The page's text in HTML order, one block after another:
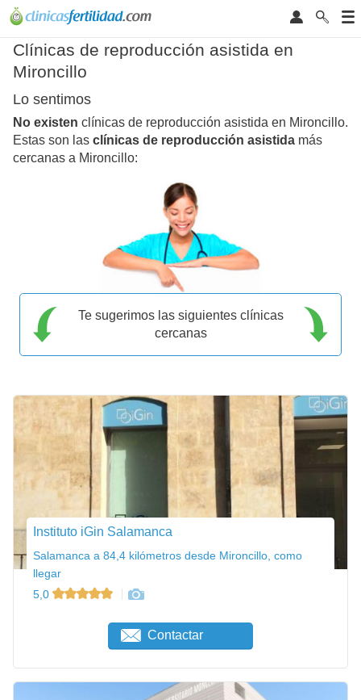
Clínicas de reproducción asistida en
Mironcillo
Lo sentimos
No existen clínicas de reproducción asistida en Mironcillo.
Estas son las clínicas de reproducción asistida más
cercanas a Mironcillo:
Te sugerimos las siguientes clínicas
cercanas
Instituto iGin Salamanca
Salamanca a 84,4 kilómetros desde Mironcillo, como
llegar
5,0
Contactar